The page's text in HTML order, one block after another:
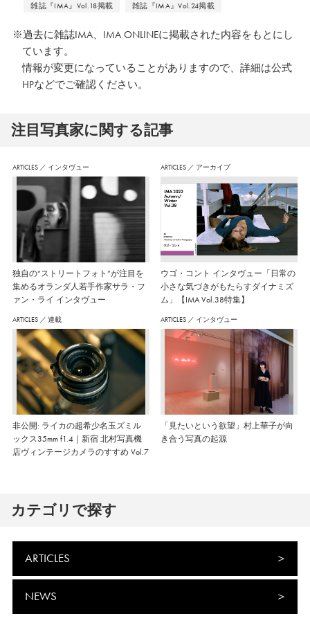
雑誌『IMA』Vol.18掲載
雑誌『IMA』Vol.24掲載
※過去に雑誌IMA、IMA ONLINEに掲載された内容をもとにし
ています。
情報が変更になっていることがありますので、詳細は公式
HPなどでご確認ください。
注⽬写真家に関する記事
ARTICLES ／ インタヴュー
独自の“ストリートフォト”が注目を
集めるオランダ人若手作家サラ・フ
ァン・ライ インタヴュー
ARTICLES ／ アーカイブ
ウゴ・コント インタヴュー「日常の
小さな気づきがもたらすダイナミズ
ム」【IMA Vol.38特集】
ARTICLES ／ 連載
非公開: ライカの超希少名玉ズミル
ックス35mm f1.4｜新宿 北村写真機
店ヴィンテージカメラのすすめ Vol.7
ARTICLES ／ インタヴュー
「見たいという欲望」村上華子が向
き合う写真の起源
カテゴリで探す
ARTICLES
NEWS